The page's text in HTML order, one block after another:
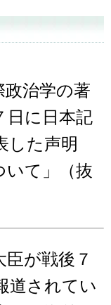
治学の著
日に日本記
した声明
いて」（抜
が戦後７
道されてい